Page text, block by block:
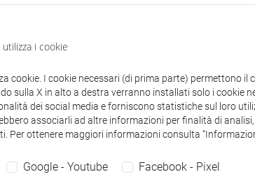
didattici
su Moodle
di studio e percorsi
LINGUE, CULTURE E SOCIETÀ DELL'ASIA E
i cookie
cookie. I cookie necessari (di prima parte) permettono
sulla X in alto a destra verranno installati solo i cookie
dei social media e forniscono statistiche sul loro
associarli ad altre informazioni per finalità di
Per ottenere maggiori informazioni consulta
Google - Youtube Facebook - Pixel